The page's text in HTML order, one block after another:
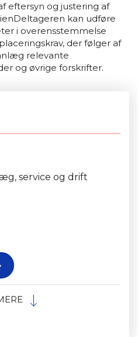
eftersyn og justering af
kan udføre
i overensstemmelse
der følger af
relevante
og øvrige forskrifter.
service og drift